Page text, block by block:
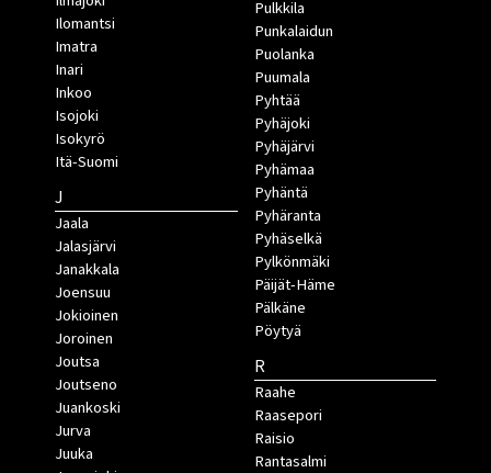
Ilomantsi
Imatra
Inari
Inkoo
Isojoki
Isokyrö
Itä-Suomi
J
Jaala
Jalasjärvi
Janakkala
Joensuu
Jokioinen
Joroinen
Joutsa
Joutseno
Juankoski
Jurva
Juuka
Pulkkila
Punkalaidun
Puolanka
Puumala
Pyhtää
Pyhäjoki
Pyhäjärvi
Pyhämaa
Pyhäntä
Pyhäranta
Pyhäselkä
Pylkönmäki
Päijät-Häme
Pälkäne
Pöytyä
R
Raahe
Raasepori
Raisio
Rantasalmi